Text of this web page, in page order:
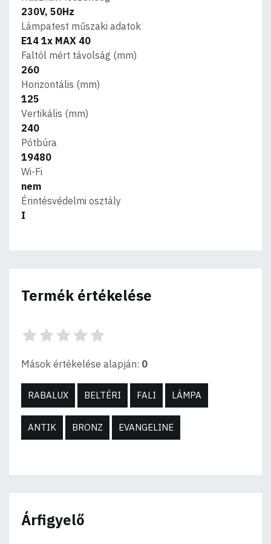
230V, 50Hz
Lámpatest műszaki adatok
E14 1x MAX 40
Faltól mért távolság (mm)
260
Horizontális (mm)
125
Vertikális (mm)
240
Pótbúra
19480
Wi-Fi
nem
Érintésvédelmi osztály
I
Termék értékelése
Mások értékelése alapján: 0
RABALUX BELTÉRI FALI LÁMPA
ANTIK BRONZ EVANGELINE
Árfigyelő